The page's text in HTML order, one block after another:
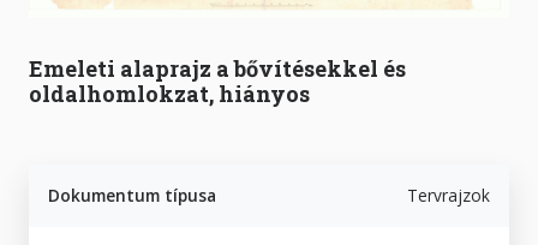
Emeleti alaprajz a bővítésekkel és
oldalhomlokzat, hiányos
Dokumentum típusa Tervrajzok